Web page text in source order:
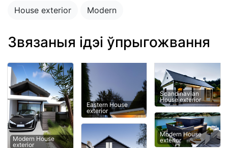
House exterior Modern
Звязаныя ідэі ўпрыгожвання
Modern House
exterior
Eastern House
exterior
Scandinavian
House exterior
Modern House
exterior